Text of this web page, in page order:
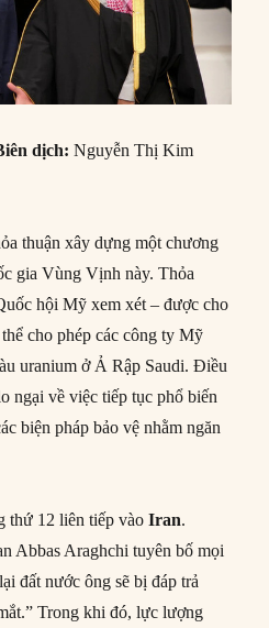
dịch:Nguyễn Thị Kim
thuận xây dựng một chương
gia Vùng Vịnh này. Thỏa
hội Mỹ xem xét – được cho
cho phép các công ty Mỹ
uranium ở Ả Rập Saudi. Điều
ngại về việc tiếp tục phổ biến
biện pháp bảo vệ nhằm ngăn
thứ 12 liên tiếp vàoIran.
Abbas Araghchi tuyên bố mọi
đất nước ông sẽ bị đáp trả
Trong khi đó, lực lượng